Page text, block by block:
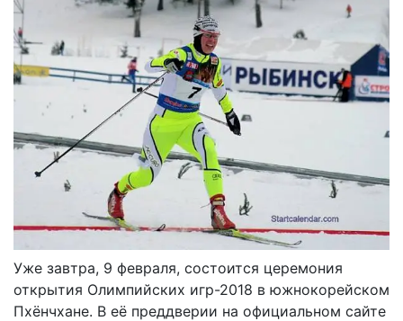
Уже завтра, 9 февраля, состоится церемония
открытия Олимпийских игр-2018 в южнокорейском
Пхёнчхане. В её преддверии на официальном сайте